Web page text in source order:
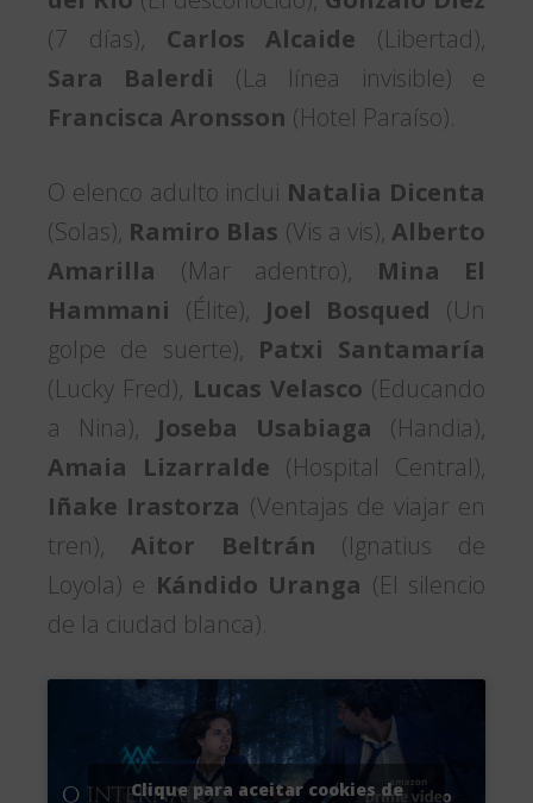
(7 días), Carlos Alcaide (Libertad),
Sara Balerdi (La línea invisible) e
Francisca Aronsson (Hotel Paraíso).
O elenco adulto inclui Natalia Dicenta
(Solas), Ramiro Blas (Vis a vis),Alberto
Amarilla (Mar adentro), Mina El
Hammani (Élite), Joel Bosqued (Un
golpe de suerte), Patxi Santamaría
(Lucky Fred), Lucas Velasco (Educando
a Nina), Joseba Usabiaga (Handia),
Amaia Lizarralde (Hospital Central),
Iñake Irastorza (Ventajas de viajar en
tren), Aitor Beltrán (Ignatius de
Loyola) e Kándido Uranga (El silencio
de la ciudad blanca).
Clique para aceitar cookies de